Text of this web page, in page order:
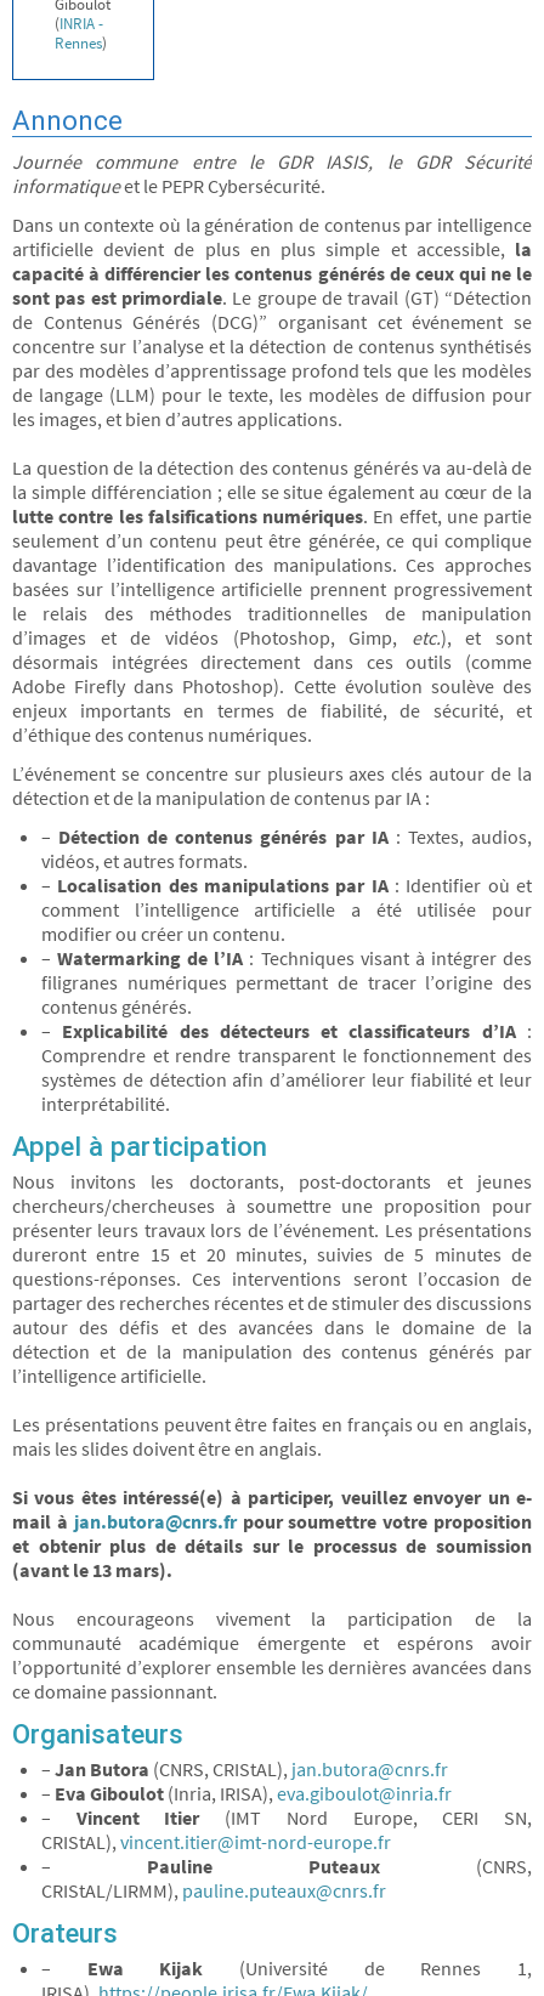
(INRIA -
Rennes)
Annonce
Journée commune entre le GDR IASIS, le GDR Sécurité
informatiqueet le PEPR Cybersécurité.
Dans un contexte où la génération de contenus par intelligence
artificielle devient de plus en plus simple et accessible, la
capacité à différencier les contenus générés de ceux qui ne le
sont pas est primordiale. Le groupe de travail (GT) “Détection
de Contenus Générés (DCG)” organisant cet événement se
concentre sur l’analyse et la détection de contenus synthétisés
par des modèles d’apprentissage profond tels que les modèles
de langage (LLM) pour le texte, les modèles de diffusion pour
les images, et bien d’autres applications.
La question de la détection des contenus générés va au-delà de
la simple différenciation ; elle se situe également au cœur de la
lutte contre les falsifications numériques. En effet, une partie
seulement d’un contenu peut être générée, ce qui complique
davantage l’identification des manipulations. Ces approches
basées sur l’intelligence artificielle prennent progressivement
le relais des méthodes traditionnelles de manipulation
d’images et de vidéos (Photoshop, Gimp, etc.), et sont
désormais intégrées directement dans ces outils (comme
Adobe Firefly dans Photoshop). Cette évolution soulève des
enjeux importants en termes de fiabilité, de sécurité, et
d’éthique des contenus numériques.
L’événement se concentre sur plusieurs axes clés autour de la
détection et de la manipulation de contenus par IA :
– Détection de contenus générés par IA: Textes, audios,
vidéos, et autres formats.
– Localisation des manipulations par IA : Identifier où et
comment l’intelligence artificielle a été utilisée pour
modifier ou créer un contenu.
–Watermarking de l’IA : Techniques visant à intégrer des
filigranes numériques permettant de tracer l’origine des
contenus générés.
– Explicabilité des détecteurs et classificateurs d’IA:
Comprendre et rendre transparent le fonctionnement des
systèmes de détection afin d’améliorer leur fiabilité et leur
interprétabilité.
Appel à participation
Nous invitons les doctorants, post-doctorants et jeunes
chercheurs/chercheuses à soumettre une proposition pour
présenter leurs travaux lors de l’événement. Les présentations
dureront entre 15 et 20 minutes, suivies de 5 minutes de
questions-réponses. Ces interventions seront l’occasion de
partager des recherches récentes et de stimuler des discussions
autour des défis et des avancées dans le domaine de la
détection et de la manipulation des contenus générés par
l’intelligence artificielle.
Les présentations peuvent être faites en français ou en anglais,
mais les slides doivent être en anglais.
Si vous êtes intéressé(e) à participer, veuillez envoyer un e-
mail à jan.butora@cnrs.frpour soumettre votre proposition
et obtenir plus de détails sur le processus de soumission
(avant le 13 mars).
Nous encourageons vivement la participation de la
communauté académique émergente et espérons avoir
l’opportunité d’explorer ensemble les dernières avancées dans
ce domaine passionnant.
Organisateurs
– Jan Butora (CNRS, CRIStAL), jan.butora@cnrs.fr
– Eva Giboulot (Inria, IRISA),eva.giboulot@inria.fr
– Vincent Itier(IMT Nord Europe, CERI SN,
CRIStAL),vincent.itier@imt-nord-europe.fr
– Pauline Puteaux (CNRS,
CRIStAL/LIRMM), pauline.puteaux@cnrs.fr
Orateurs
– Ewa Kijak (Université de Rennes 1,